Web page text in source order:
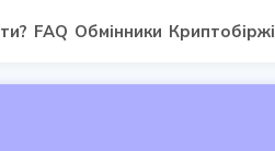
FAQ Обмінники Криптобіржі